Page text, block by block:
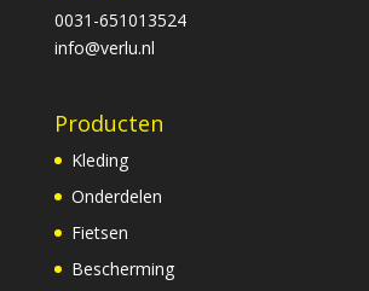
0031-651013524
info@verlu.nl
Producten
Kleding
Onderdelen
Fietsen
Bescherming